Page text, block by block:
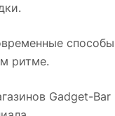
ритме.
Gadget-